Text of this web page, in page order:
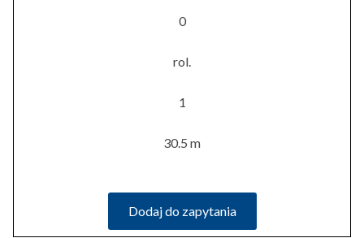
0
rol.
1
30.5 m
Dodaj do zapytania